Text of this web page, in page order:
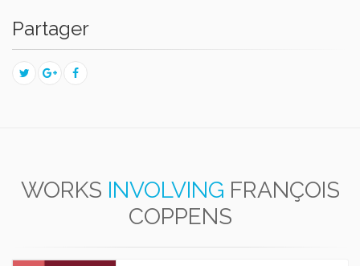
Partager
WORKS INVOLVING FRANÇOIS
COPPENS